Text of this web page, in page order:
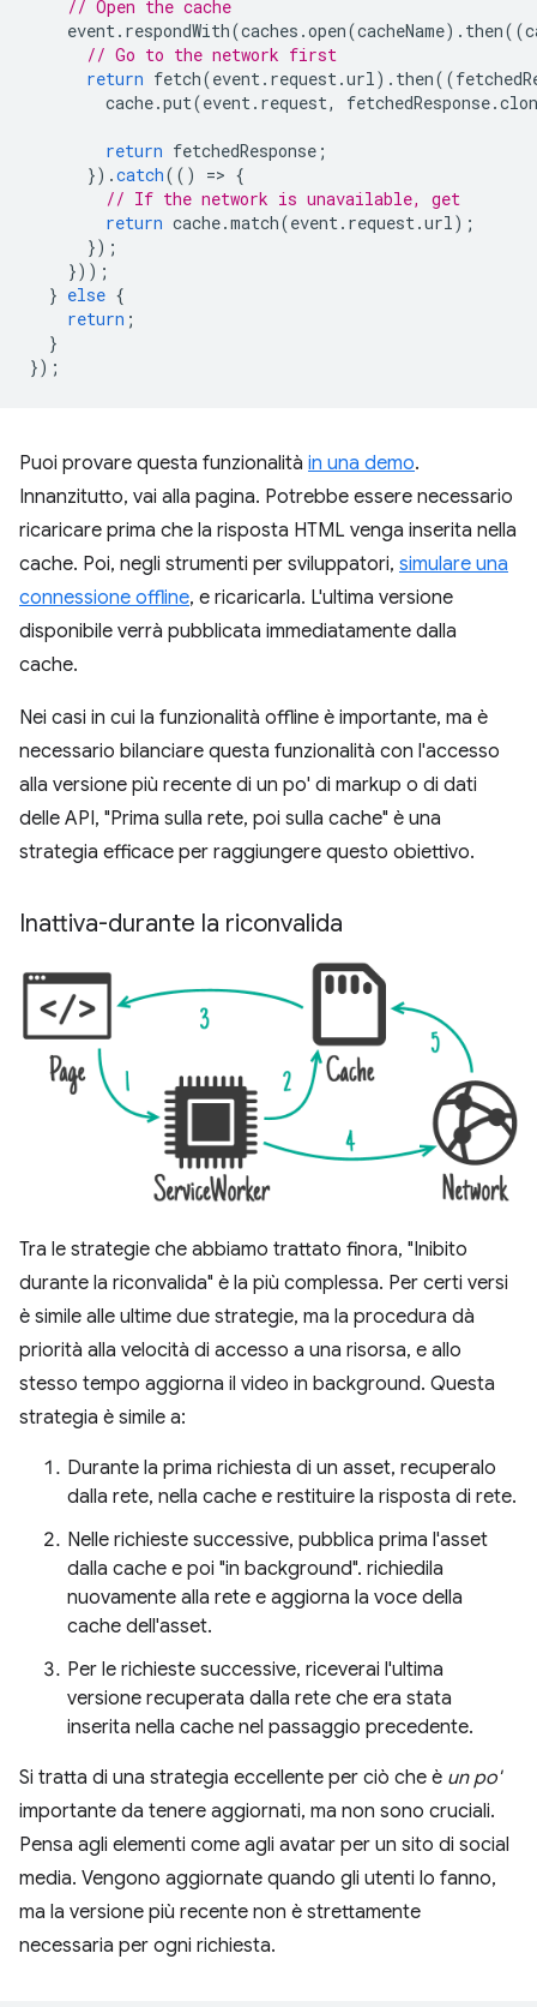
// Open the cache
event. respondWith(caches .open(cacheName). then((
// Go to the network first
return fetch(event. request.url). then((
cache.put(event. request, fetchedResponse.
return fetchedResponse ;
}).catch(() => {
// If the network is unavailable, get
return cache.match(event. request.url);
});
}));
} else {
return ;
}
});
Puoi provare questa funzionalità in una demo.
Innanzitutto, vai alla pagina. Potrebbe essere necessario
ricaricare prima che la risposta HTML venga inserita nella
cache. Poi, negli strumenti per sviluppatori, simulare una
connessione offline, e ricaricarla. L'ultima versione
disponibile verrà pubblicata immediatamente dalla
cache.
Nei casi in cui la funzionalità offline è importante, ma è
necessario bilanciare questa funzionalità con l'accesso
alla versione più recente di un po' di markup o di dati
delle API, "Prima sulla rete, poi sulla cache" è una
strategia efficace per raggiungere questo obiettivo.
Inattiva-durante la riconvalida
Tra le strategie che abbiamo trattato finora, "Inibito
durante la riconvalida" è la più complessa. Per certi versi
è simile alle ultime due strategie, ma la procedura dà
priorità alla velocità di accesso a una risorsa, e allo
stesso tempo aggiorna il video in background. Questa
strategia è simile a:
Durante la prima richiesta di un asset, recuperalo
dalla rete, nella cache e restituire la risposta di rete.
Nelle richieste successive, pubblica prima l'asset
dalla cache e poi "in background". richiedila
nuovamente alla rete e aggiorna la voce della
cache dell'asset.
Per le richieste successive, riceverai l'ultima
versione recuperata dalla rete che era stata
inserita nella cache nel passaggio precedente.
Si tratta di una strategia eccellente per ciò che è un po'
importante da tenere aggiornati, ma non sono cruciali.
Pensa agli elementi come agli avatar per un sito di social
media. Vengono aggiornate quando gli utenti lo fanno,
ma la versione più recente non è strettamente
necessaria per ogni richiesta.